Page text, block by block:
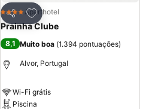
Partilhar
Adicionar aos favoritos
4 EstrelasAparthotel
Prainha Clube
8,1 Muito boa (1.394 pontuações)
Alvor, Portugal
Wi-Fi grátis
Piscina